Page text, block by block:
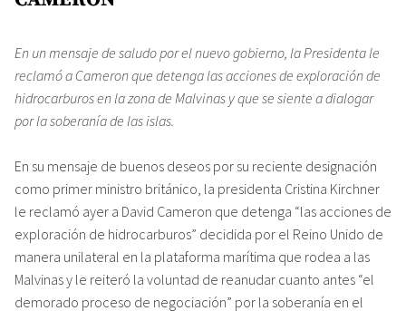
En un mensaje de saludo por el nuevo gobierno, la Presidenta le
reclamó a Cameron que detenga las acciones de exploración de
hidrocarburos en la zona de Malvinas y que se siente a dialogar
por la soberanía de las islas.
En su mensaje de buenos deseos por su reciente designación
como primer ministro británico, la presidenta Cristina Kirchner
le reclamó ayer a David Cameron que detenga “las acciones de
exploración de hidrocarburos” decidida por el Reino Unido de
manera unilateral en la plataforma marítima que rodea a las
Malvinas y le reiteró la voluntad de reanudar cuanto antes “el
demorado proceso de negociación” por la soberanía en el